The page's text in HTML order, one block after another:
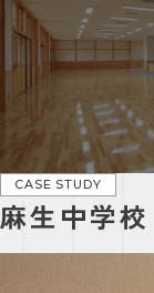
CASE STUDY
麻生中学校